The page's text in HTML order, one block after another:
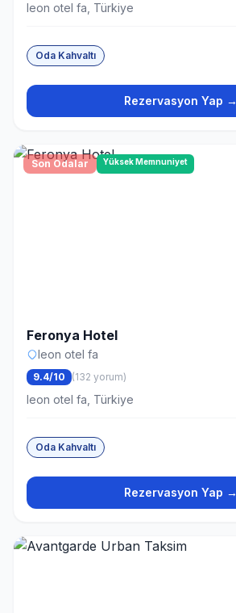
leon otel fa, Türkiye
Oda Kahvaltı
Rezervasyon Yap →
Son Odalar Yüksek Memnuniyet
Feronya Hotel
leon otel fa
9.4/10 (132 yorum)
leon otel fa, Türkiye
Oda Kahvaltı
Rezervasyon Yap →